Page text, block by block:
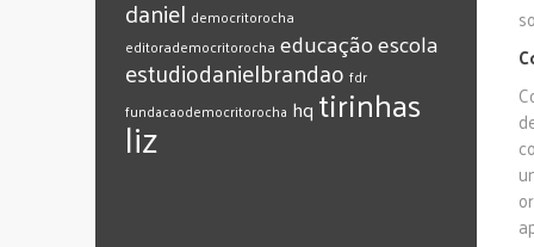
‎daniel‬ ‎democritorocha
‎editorademocritorocha ‎educação‎escola
‎estudiodanielbrandao ‎fdr
‎fundacaodemocritorocha ‎hq ‎tirinhas
‪‎liz